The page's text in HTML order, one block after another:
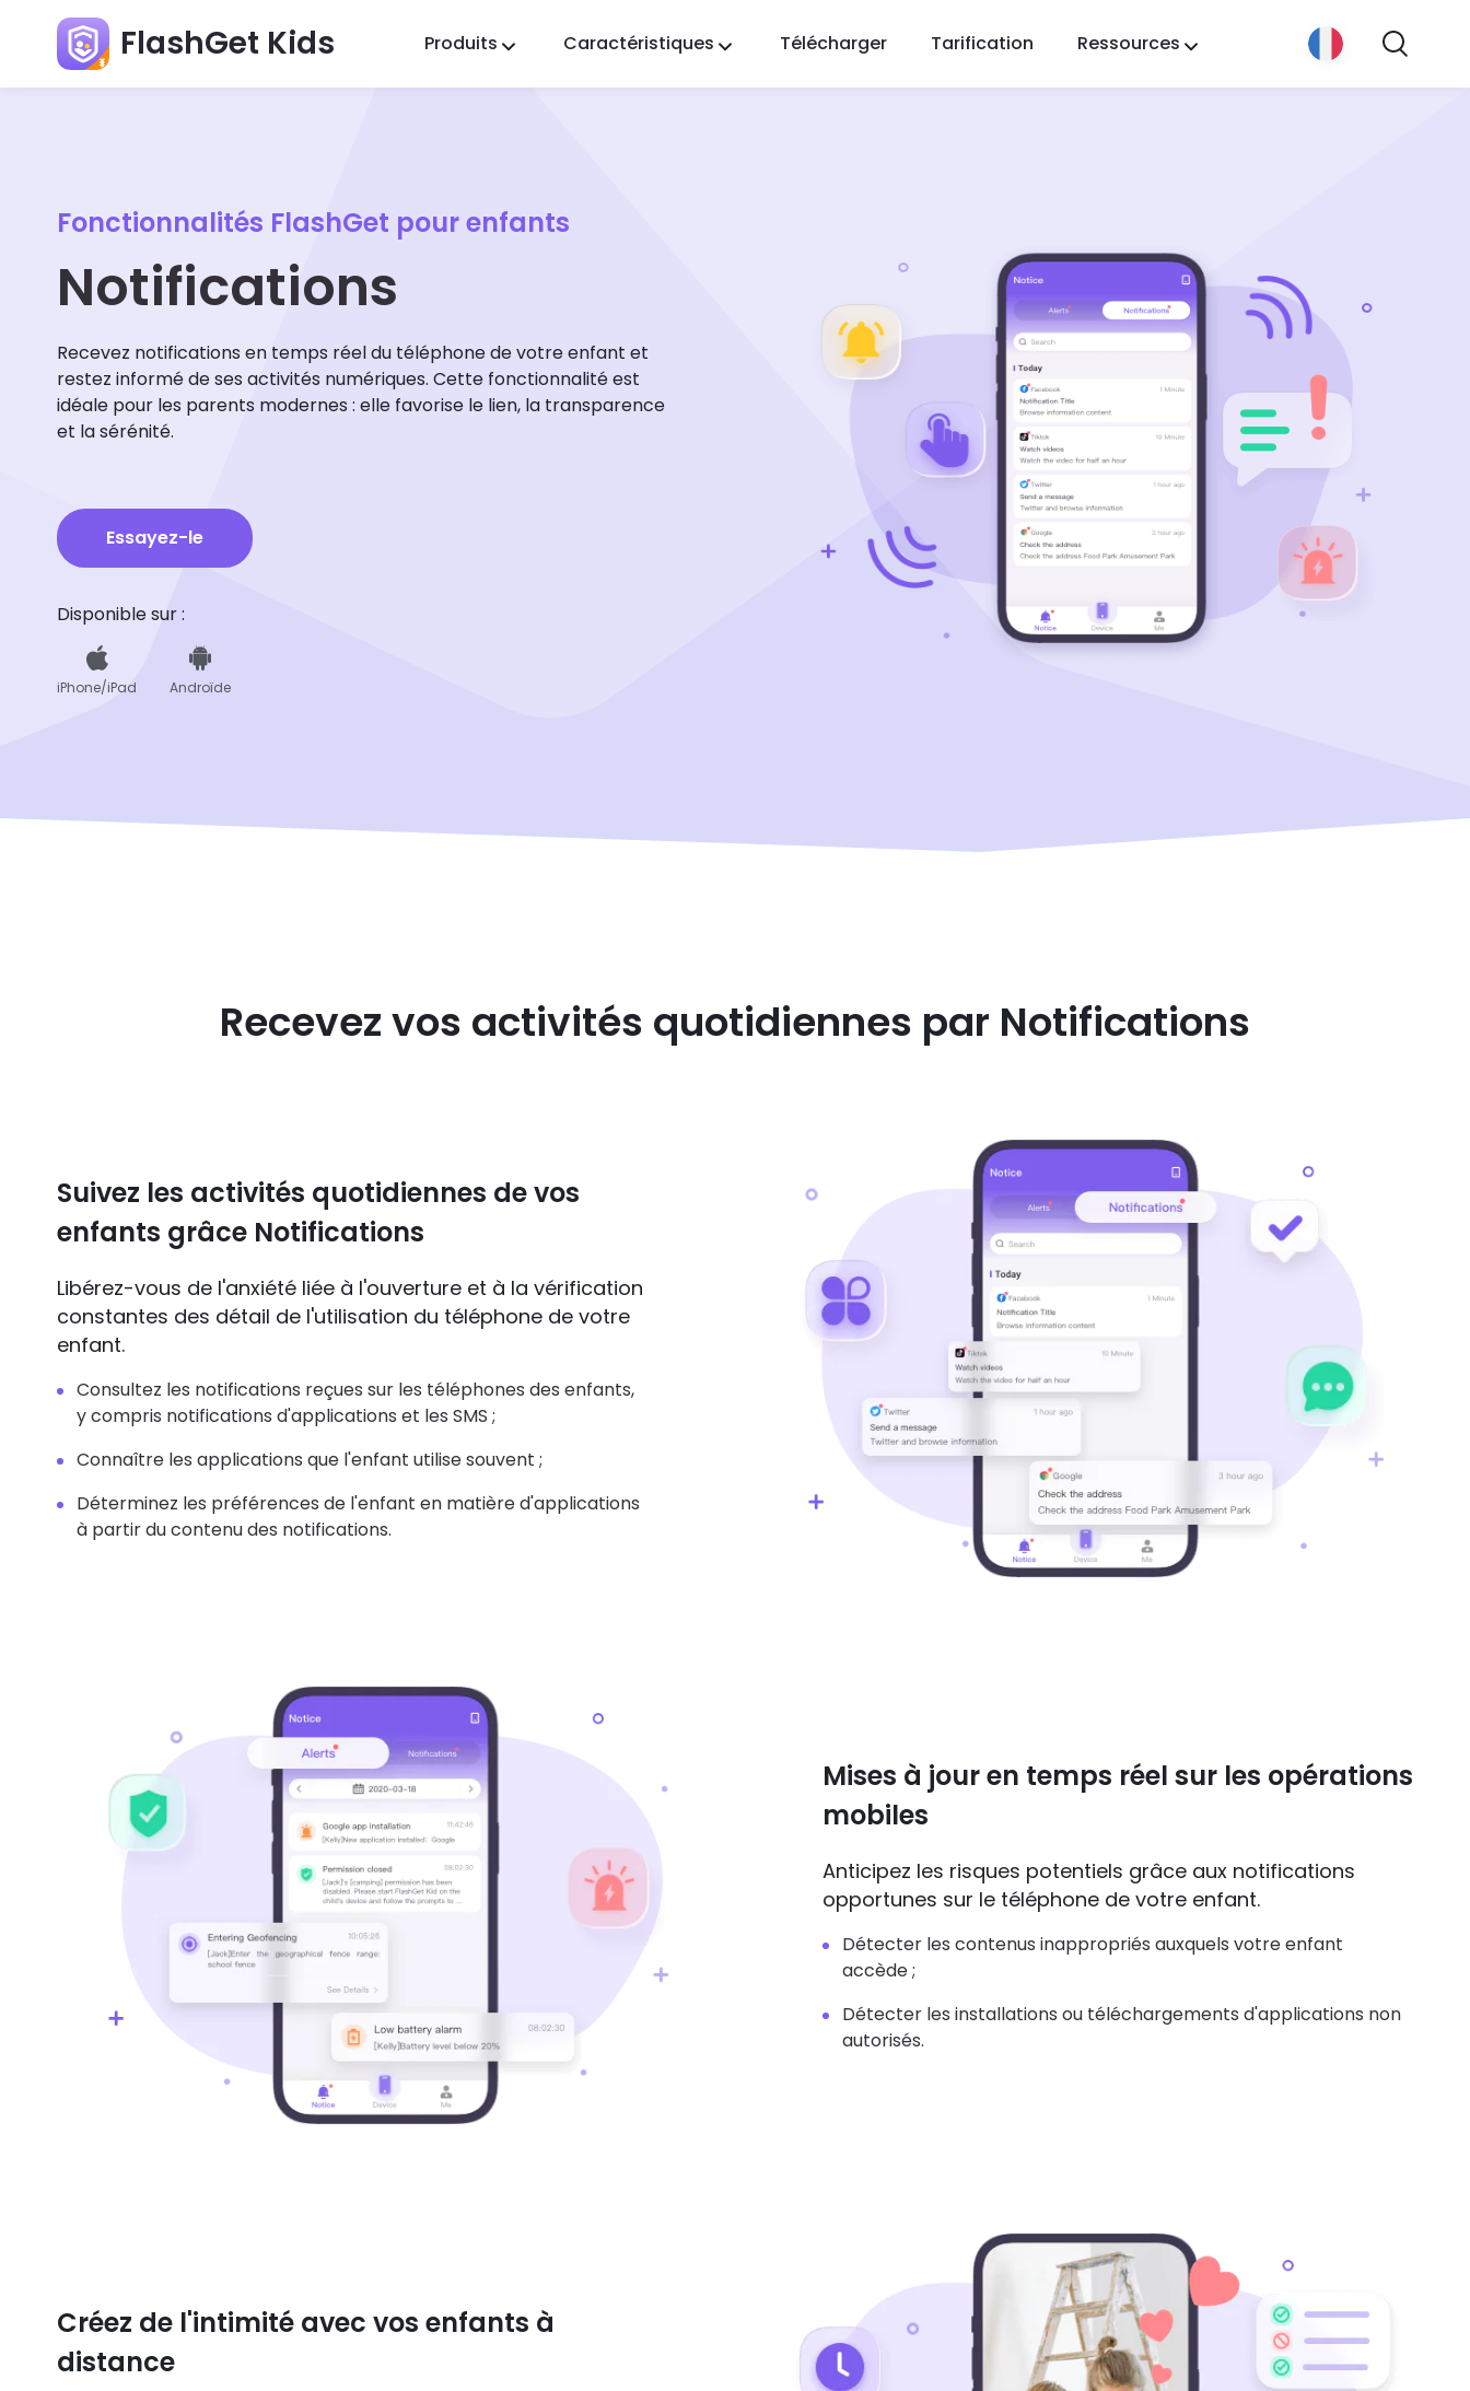
FlashGet Kids Produits
FlashGet Kids
La sécurité antivol de votre téléphone, notre
responsabilité.
Caractéristiques Télécharger Tarification Ressources
Fonctionnalités FlashGet pour enfants
Notifications
Recevez notifications en temps réel du téléphone de votre enfant et
restez informé de ses activités numériques. Cette fonctionnalité est
idéale pour les parents modernes : elle favorise le lien, la transparence
et la sérénité.
Essayez-le
Disponible sur :
iPhone/iPad Androïde
Recevez vos activités quotidiennes par Notifications
Suivez les activités quotidiennes de vos
enfants grâce Notifications
Libérez-vous de l'anxiété liée à l'ouverture et à la vérification
constantes des détail de l'utilisation du téléphone de votre
enfant.
Consultez les notifications reçues sur les téléphones des enfants,
y compris notifications d'applications et les SMS ;
Connaître les applications que l'enfant utilise souvent ;
Déterminez les préférences de l'enfant en matière d'applications
à partir du contenu des notifications.
Mises à jour en temps réel sur les opérations
mobiles
Anticipez les risques potentiels grâce aux notifications
opportunes sur le téléphone de votre enfant.
Détecter les contenus inappropriés auxquels votre enfant
accède ;
Détecter les installations ou téléchargements d'applications non
autorisés.
Créez de l'intimité avec vos enfants à
distance